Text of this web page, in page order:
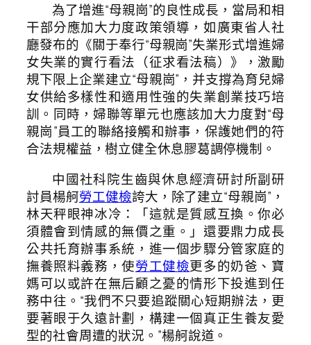
為了增進“母親崗”的良性成長，當局和相
干部分應加大力度政策領導，如廣東省人社
廳發布的《關于奉行“母親崗”失業形式增進婦
女失業的實行看法（征求看法稿）》，激勵
規下限上企業建立“母親崗”，并支撐為育兒婦
女供給多樣性和適用性強的失業創業技巧培
訓。同時，婦聯等單元也應該加大力度對“母
親崗”員工的聯絡接觸和辦事，保護她們的符
合法規權益，樹立健全休息膠葛調停機制。
中國社科院生齒與休息經濟研討所副研
討員楊舸勞工健檢誇大，除了建立“母親崗”，
林天秤眼神冰冷：「這就是質感互換。你必
須體會到情感的無價之重。」還要鼎力成長
公共托育辦事系統，進一個步驟分管家庭的
撫養照料義務，使勞工健檢更多的奶爸、寶
媽可以或許在無后顧之憂的情形下投進到任
務中往。“我們不只要追蹤關心短期辦法，更
要著眼于久遠計劃，構建一個真正生養友愛
型的社會周遭的狀況。”楊舸說道。